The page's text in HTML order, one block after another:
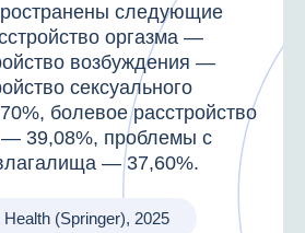
следующие
оргазма —
возбуждения —
сексуального
болевое расстройство
— 39,08%, проблемы с
— 37,60%.
(Springer), 2025